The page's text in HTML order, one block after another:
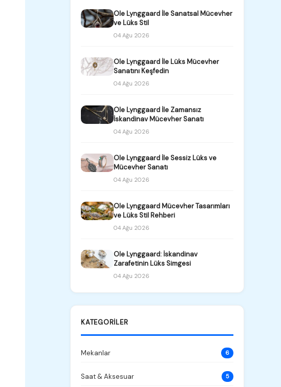
Ole Lynggaard İle Sanatsal Mücevher
ve Lüks Stil
04 Ağu 2026
Ole Lynggaard İle Lüks Mücevher
Sanatını Keşfedin
04 Ağu 2026
Ole Lynggaard İle Zamansız
İskandinav Mücevher Sanatı
04 Ağu 2026
Ole Lynggaard İle Sessiz Lüks ve
Mücevher Sanatı
04 Ağu 2026
Ole Lynggaard Mücevher Tasarımları
ve Lüks Stil Rehberi
04 Ağu 2026
Ole Lynggaard: İskandinav
Zarafetinin Lüks Simgesi
04 Ağu 2026
KATEGORILER
Mekanlar 6
Saat & Aksesuar 5